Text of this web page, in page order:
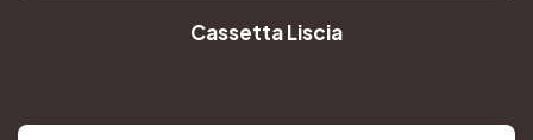
Cassetta Liscia